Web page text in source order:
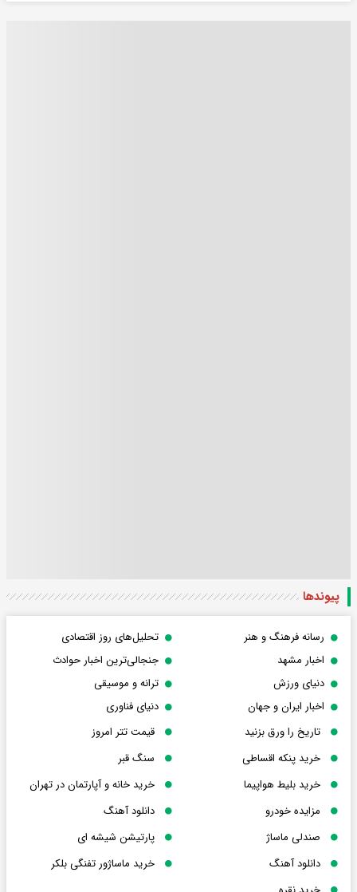
پیوندها
رسانه فرهنگ و هنر
تحلیل‌های روز اقتصادی
اخبار مشهد
جنجالی‌ترین اخبار حوادث
دنیای ورزش
ترانه و موسیقی
اخبار ایران و جهان
دنیای فناوری
تاریخ را ورق بزنید
قیمت تتر امروز
خرید پنکه اقساطی
سنگ قبر
خرید بلیط هواپیما
خرید خانه و آپارتمان در تهران
مزایده خودرو
دانلود آهنگ
صندلی ماساژ
پارتیشن شیشه ای
دانلود آهنگ
خرید ماساژور تفنگی بلکر